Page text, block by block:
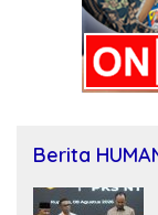
Berita